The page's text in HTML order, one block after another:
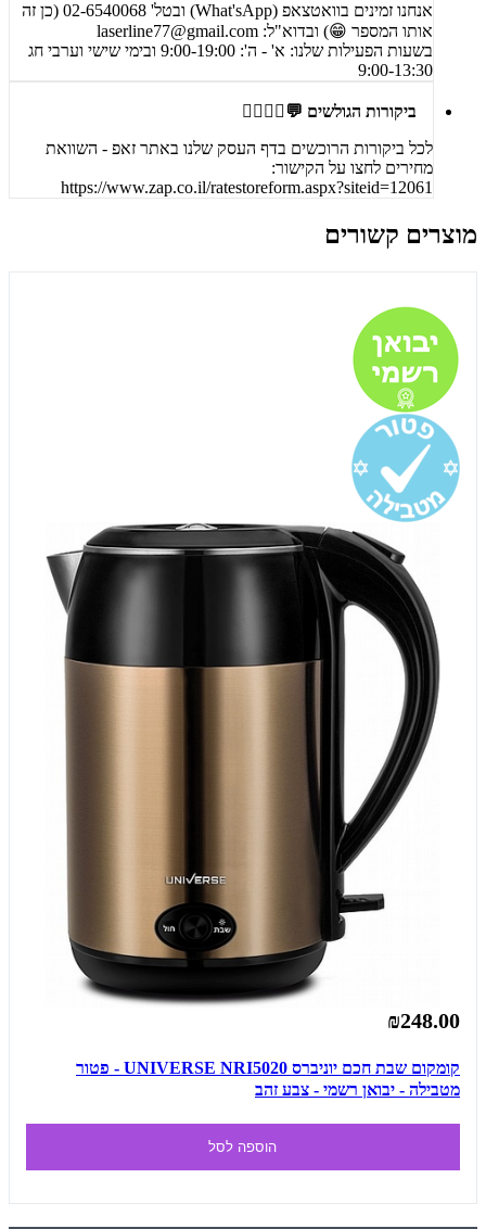
אנחנו זמינים בוואטצאפ (What'sApp) ובטל' 02-6540068 (כן זה
אותו המספר 😁) ובדוא"ל: laserline77@gmail.com
בשעות הפעילות שלנו: א' - ה': 9:00-19:00 ובימי שישי וערבי חג
9:00-13:30
ביקורות הגולשים 💬🙋‍♀️🙋‍♂️
לכל ביקורות הרוכשים בדף העסק שלנו באתר זאפ - השוואת
מחירים לחצו על הקישור:
https://www.zap.co.il/ratestoreform.aspx?siteid=12061
מוצרים קשורים
₪248.00
קומקום שבת חכם יוניברס UNIVERSE NRI5020 - פטור
מטבילה - יבואן רשמי - צבע זהב
הוספה לסל